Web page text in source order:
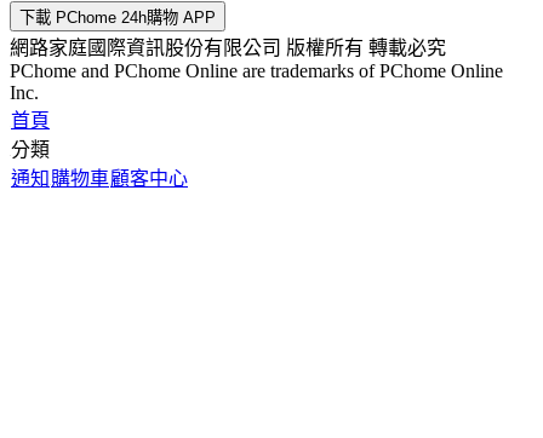
下載 PChome 24h購物 APP
網路家庭國際資訊股份有限公司 版權所有 轉載必究
PChome and PChome Online are trademarks of PChome Online
Inc.
首頁
分類
通知 購物車顧客中心